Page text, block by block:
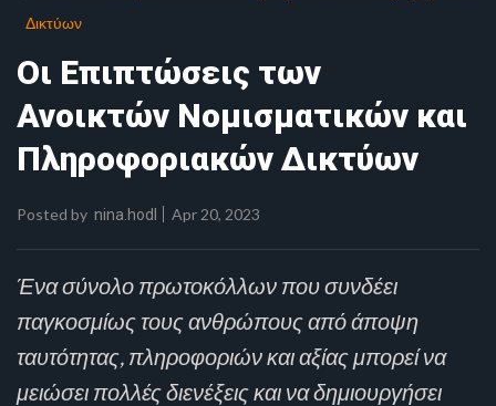
Δικτύων
Οι Επιπτώσεις των
Ανοικτών Νομισματικών και
Πληροφοριακών Δικτύων
Posted by nina.hodl Apr 20, 2023
Ένα σύνολο πρωτοκόλλων που συνδέει
παγκοσμίως τους ανθρώπους από άποψη
ταυτότητας, πληροφοριών και αξίας μπορεί να
μειώσει πολλές διενέξεις και να δημιουργήσει